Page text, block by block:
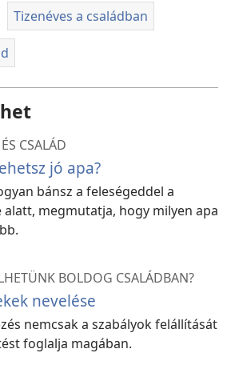
Tizenéves a családban
CSALÁD
jó apa?
bánsz a feleségeddel a
alatt, megmutatja, hogy milyen apa
BOLDOG CSALÁDBAN?
nevelése
nemcsak a szabályok felállítását
foglalja magában.